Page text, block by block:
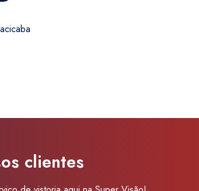
clientes